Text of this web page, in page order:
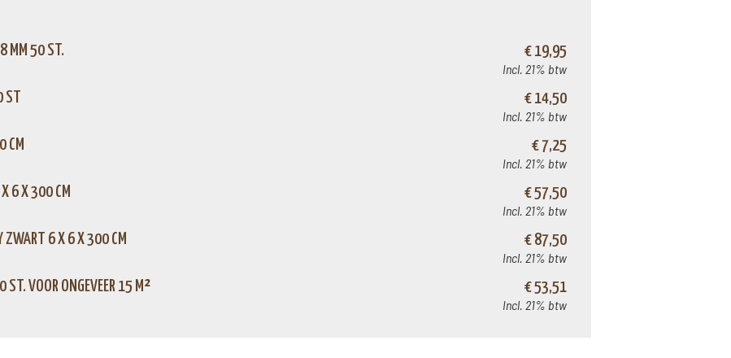
MM 50 ST. € 19,95
Incl. 21% btw
€ 14,50
Incl. 21% btw
CM € 7,25
Incl. 21% btw
6 X 300 CM € 57,50
Incl. 21% btw
ZWART 6 X 6 X 300 CM € 87,50
Incl. 21% btw
ST. VOOR ONGEVEER 15 M² € 53,51
Incl. 21% btw